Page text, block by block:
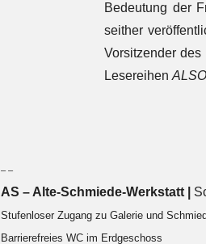
Bedeutung der
seither
Vorsitzender
Lesereihen
– –
AS – Alte-Schmiede-Werkstatt |
Stufenloser Zugang zu Galerie und
Barrierefreies WC im Erdgeschoss